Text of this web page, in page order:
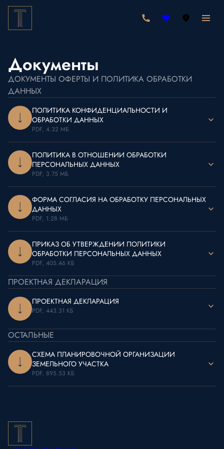
Документы
ДОКУМЕНТЫ ОФЕРТЫ И ПОЛИТИКА ОБРАБОТКИ
ДАННЫХ
ПОЛИТИКА КОНФИДЕНЦИАЛЬНОСТИ И
ОБРАБОТКИ ДАННЫХ
PDF, 4.32 МБ
ПОЛИТИКА В ОТНОШЕНИИ ОБРАБОТКИ
ПЕРСОНАЛЬНЫХ ДАННЫХ
PDF, 3.75 МБ
ФОРМА СОГЛАСИЯ НА ОБРАБОТКУ ПЕРСОНАЛЬНЫХ
ДАННЫХ
PDF, 1.28 МБ
ПРИКАЗ ОБ УТВЕРЖДЕНИИ ПОЛИТИКИ
ОБРАБОТКИ ПЕРСОНАЛЬНЫХ ДАННЫХ
PDF, 405.46 КБ
ПРОЕКТНАЯ ДЕКЛАРАЦИЯ
ПРОЕКТНАЯ ДЕКЛАРАЦИЯ
PDF, 443.31 КБ
ОСТАЛЬНЫЕ
СХЕМА ПЛАНИРОВОЧНОЙ ОРГАНИЗАЦИИ
ЗЕМЕЛЬНОГО УЧАСТКА
PDF, 895.53 КБ